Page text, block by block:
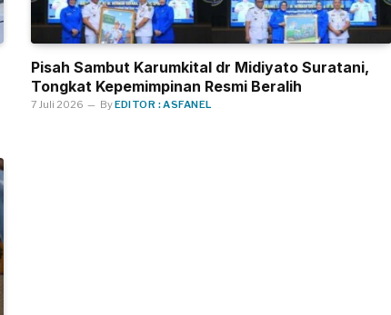
Pisah Sambut Karumkital dr Midiyato Suratani,
Tongkat Kepemimpinan Resmi Beralih
7 Juli 2026 ByEDITOR : ASFANEL